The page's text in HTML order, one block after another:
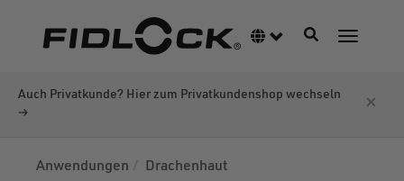
Sprachumschalter
Navigation
Auch Privatkunde? Hier zum Privatkundenshop wechseln
→
×
Anwendungen Drachenhaut